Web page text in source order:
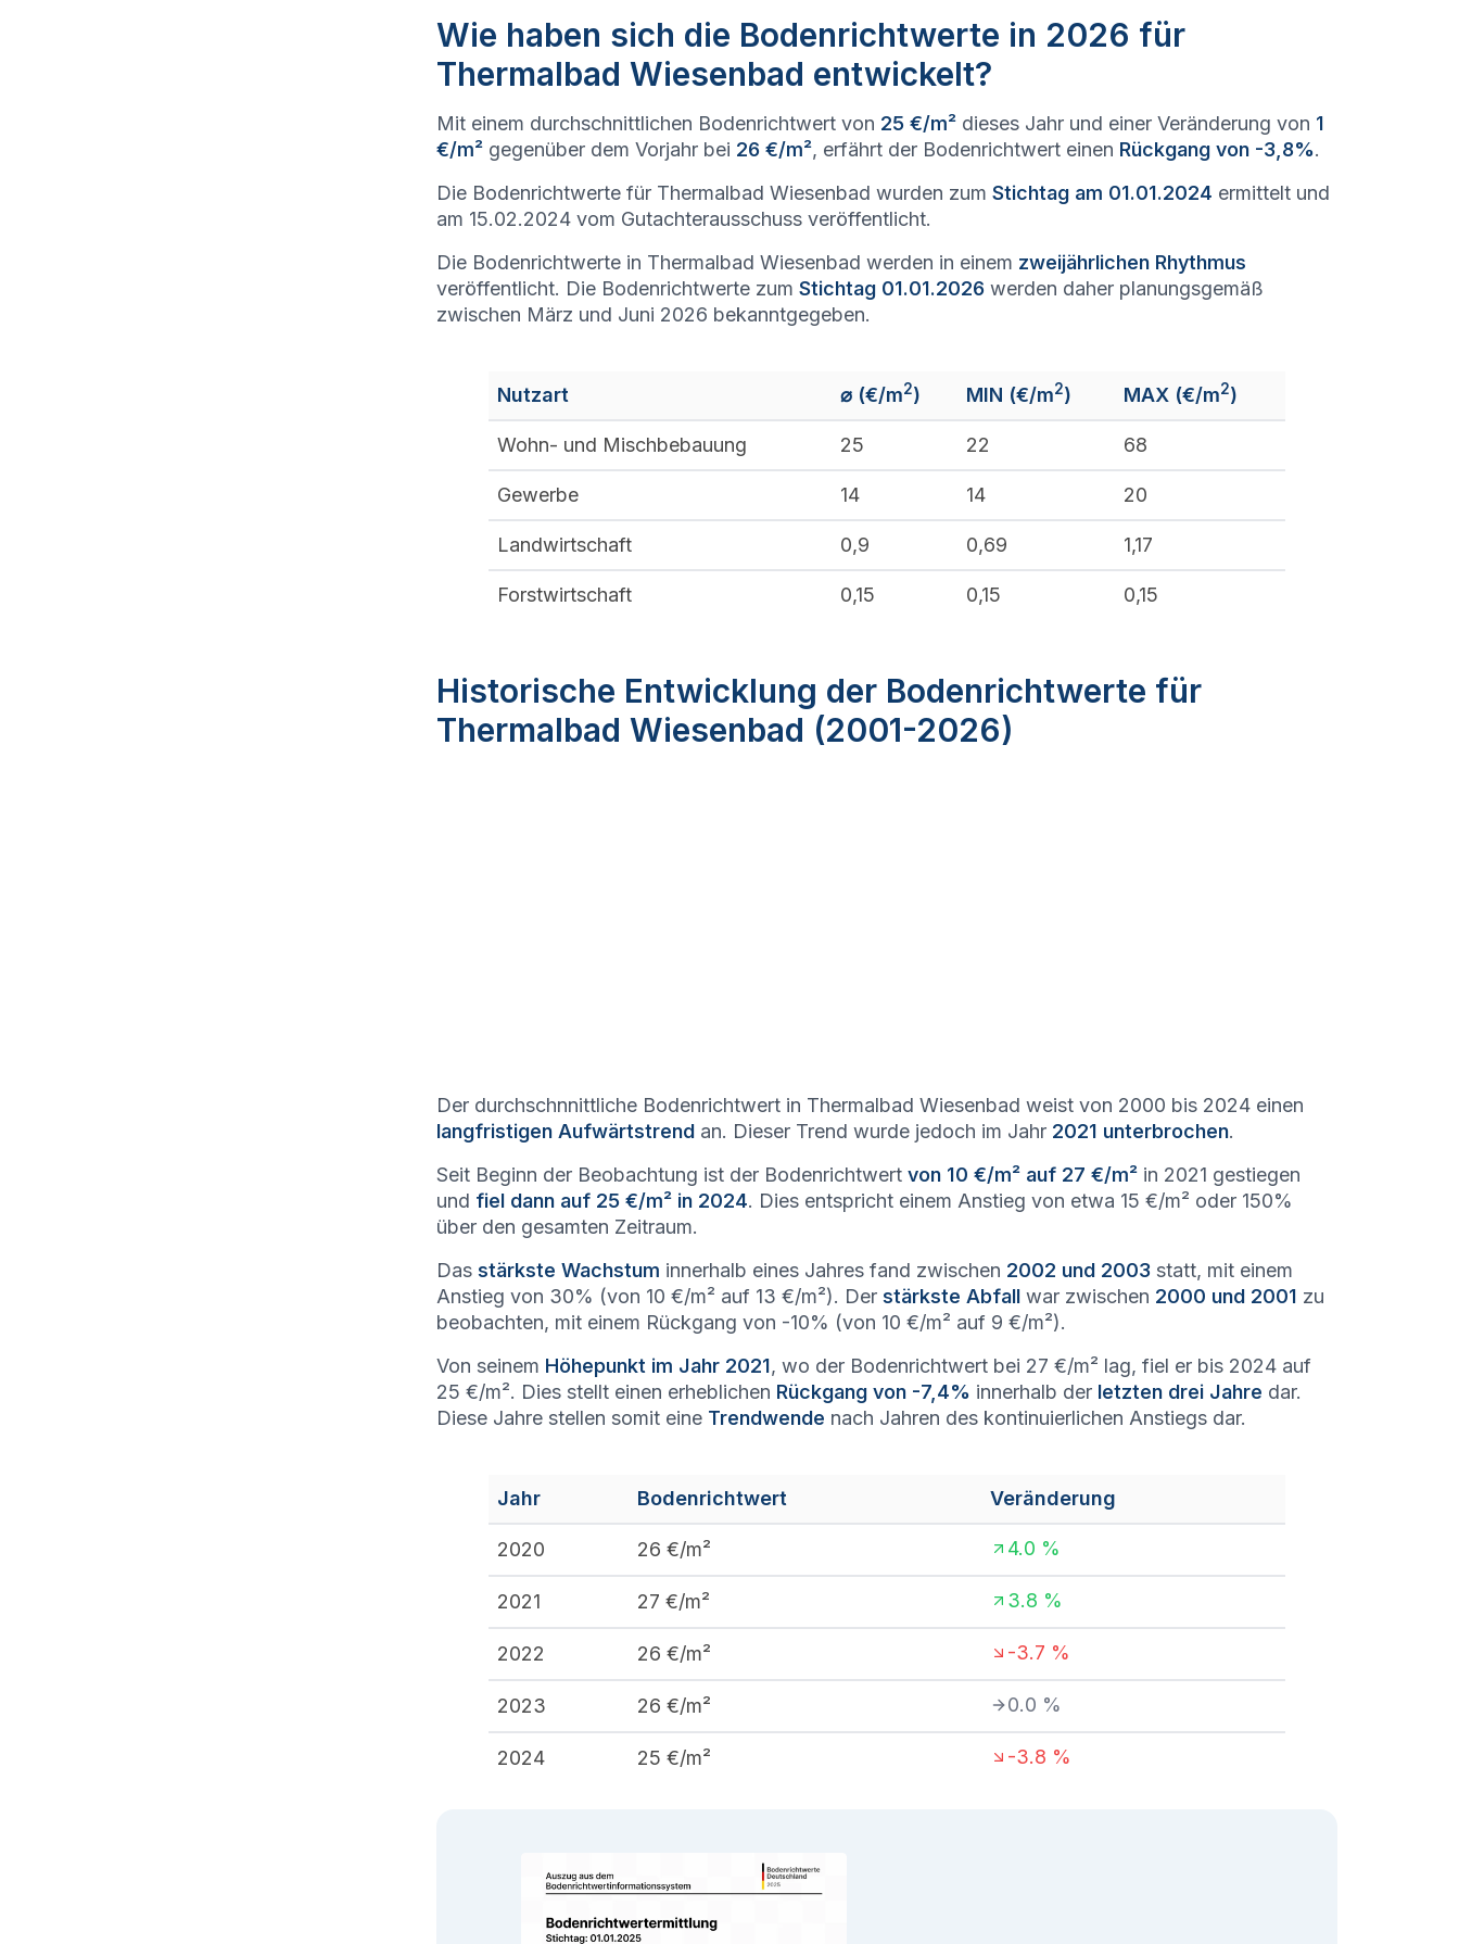
Wie haben sich die Bodenrichtwerte in 2026 für
Thermalbad Wiesenbad entwickelt?
Mit einem durchschnittlichen Bodenrichtwert von 25 €/m² dieses Jahr und einer Veränderung von 1
€/m² gegenüber dem Vorjahr bei 26 €/m², erfährt der Bodenrichtwert einen Rückgang von -3,8%.
Die Bodenrichtwerte für Thermalbad Wiesenbad wurden zum Stichtag am 01.01.2024 ermittelt und
am 15.02.2024 vom Gutachterausschuss veröffentlicht.
Die Bodenrichtwerte in Thermalbad Wiesenbad werden in einem zweijährlichen Rhythmus
veröffentlicht. Die Bodenrichtwerte zum Stichtag 01.01.2026 werden daher planungsgemäß
zwischen März und Juni 2026 bekanntgegeben.
Nutzart ⌀ (€/m2) MIN (€/m2) MAX (€/m2)
Wohn- und Mischbebauung 25 22 68
Gewerbe 14 14 20
Landwirtschaft 0,9 0,69 1,17
Forstwirtschaft 0,15 0,15 0,15
Historische Entwicklung der Bodenrichtwerte für
Thermalbad Wiesenbad (2001-2026)
Der durchschnnittliche Bodenrichtwert in Thermalbad Wiesenbad weist von 2000 bis 2024 einen
langfristigen Aufwärtstrend an. Dieser Trend wurde jedoch im Jahr 2021 unterbrochen.
Seit Beginn der Beobachtung ist der Bodenrichtwert von 10 €/m² auf 27 €/m² in 2021 gestiegen
und fiel dann auf 25 €/m² in 2024. Dies entspricht einem Anstieg von etwa 15 €/m² oder 150%
über den gesamten Zeitraum.
Das stärkste Wachstum innerhalb eines Jahres fand zwischen 2002 und 2003 statt, mit einem
Anstieg von 30% (von 10 €/m² auf 13 €/m²). Der stärkste Abfall war zwischen 2000 und 2001 zu
beobachten, mit einem Rückgang von -10% (von 10 €/m² auf 9 €/m²).
Von seinem Höhepunkt im Jahr 2021, wo der Bodenrichtwert bei 27 €/m² lag, fiel er bis 2024 auf
25 €/m². Dies stellt einen erheblichen Rückgang von -7,4% innerhalb der letzten drei Jahre dar.
Diese Jahre stellen somit eine Trendwende nach Jahren des kontinuierlichen Anstiegs dar.
Jahr Bodenrichtwert Veränderung
2020 26 €/m² 4.0 %
2021 27 €/m² 3.8 %
2022 26 €/m² -3.7 %
2023 26 €/m² 0.0 %
2024 25 €/m² -3.8 %